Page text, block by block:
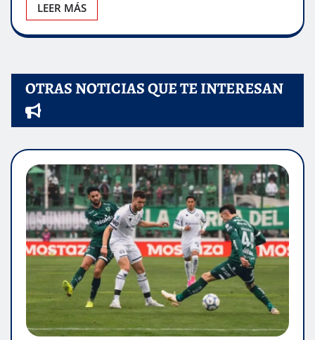
LEER MÁS
OTRAS NOTICIAS QUE TE INTERESAN